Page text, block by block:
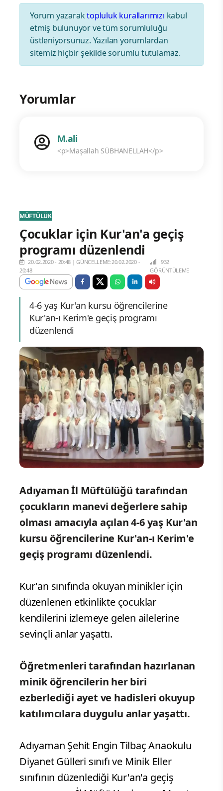
Yorum yazaraktopluluk kurallarımızı kabul
etmiş bulunuyor ve tüm sorumluluğu
üstleniyorsunuz. Yazılan yorumlardan
sitemiz hiçbir şekilde sorumlu tutulamaz.
Yorumlar
M.ali
<p>Maşallah SÜBHANELLAH</p>
MÜFTÜLÜK
Çocuklar için Kur'an'a geçiş
programı düzenlendi
20.02.2020 - 20:48 |GÜNCELLEME:20.02.2020 -
20:48
932
GÖRÜNTÜLEME
4-6 yaş Kur'an kursu öğrencilerine
Kur'an-ı Kerim'e geçiş programı
düzenlendi
Adıyaman İl Müftülüğü tarafından
çocukların manevi değerlere sahip
olması amacıyla açılan 4-6 yaş Kur'an
kursu öğrencilerine Kur'an-ı Kerim'e
geçiş programı düzenlendi.
Kur'an sınıfında okuyan minikler için
düzenlenen etkinlikte çocuklar
kendilerini izlemeye gelen ailelerine
sevinçli anlar yaşattı.
Öğretmenleri tarafından hazırlanan
minik öğrencilerin her biri
ezberlediği ayet ve hadisleri okuyup
katılımcılara duygulu anlar yaşattı.
Adıyaman Şehit Engin Tilbaç Anaokulu
Diyanet Gülleri sınıfı ve Minik Eller
sınıfının düzenlediği Kur'an'a geçiş